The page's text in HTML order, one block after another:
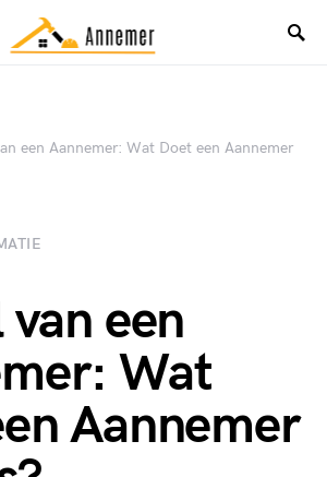
een Aannemer: Wat Doet een Aannemer
van een
Wat
Aannemer